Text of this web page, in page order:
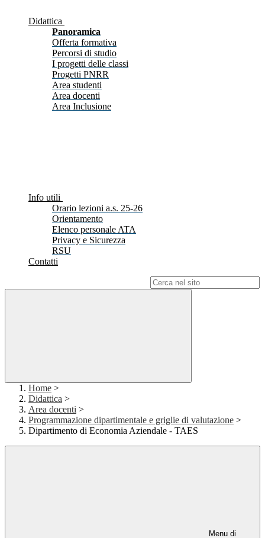
Didattica
Panoramica
Offerta formativa
Percorsi di studio
I progetti delle classi
Progetti PNRR
Area studenti
Area docenti
Area Inclusione
Info utili
Orario lezioni a.s. 25-26
Orientamento
Elenco personale ATA
Privacy e Sicurezza
RSU
Contatti
Home >
Didattica >
Area docenti >
Programmazione dipartimentale e griglie di valutazione >
Dipartimento di Economia Aziendale - TAES
Menu di